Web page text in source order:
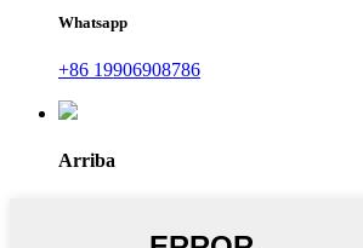
Whatsapp
+86 19906908786
Arriba